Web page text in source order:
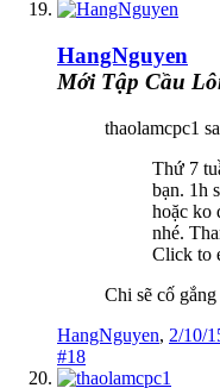
HangNguyen
Mới Tập Cầu
thaolamcpc1
Thứ 7
bạn. 1h
hoặc ko
nhé.
Click to
Chi sẽ cố
HangNguyen, 2/10/
#18